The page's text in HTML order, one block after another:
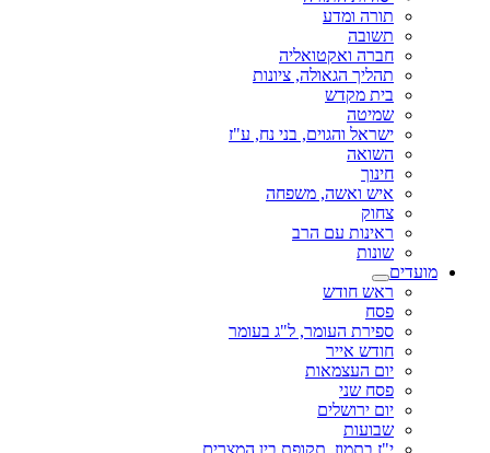
תורה ומדע
תשובה
חברה ואקטואליה
תהליך הגאולה, ציונות
בית מקדש
שמיטה
ישראל והגוים, בני נח, ע"ז
השואה
חינוך
איש ואשה, משפחה
צחוק
ראינות עם הרב
שונות
מועדים
ראש חודש
פסח
ספירת העומר, ל"ג בעומר
חודש אייר
יום העצמאות
פסח שני
יום ירושלים
שבועות